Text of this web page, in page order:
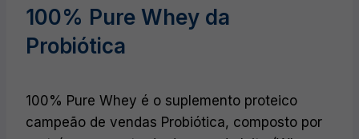
100% Pure Whey da
Probiótica
100% Pure Whey é o suplemento proteico
campeão de vendas Probiótica, composto por